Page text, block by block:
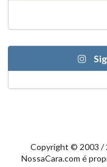
Copyright © 2003 /
NossaCara.com é